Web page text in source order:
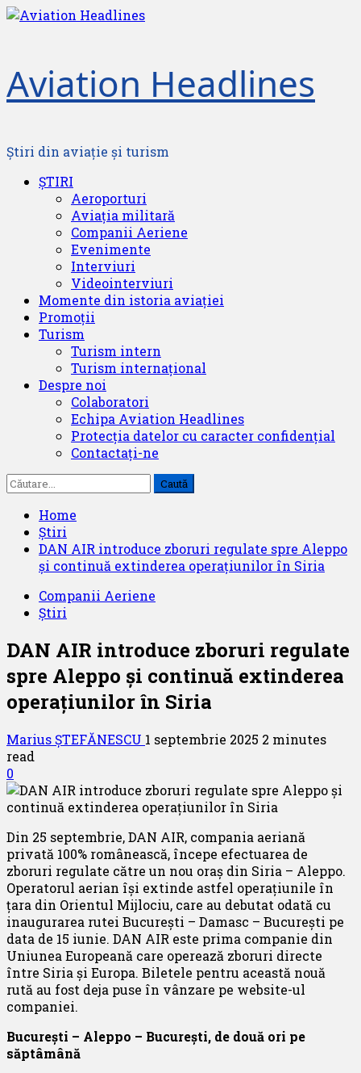
Skip
Aviation Headlines
Știri din aviație și turism
Primary
ȘTIRI
Aeroporturi
Aviația militară
Companii Aeriene
Evenimente
Interviuri
Videointerviuri
Momente din istoria aviației
Promoții
Turism
Turism intern
Turism internațional
Despre noi
Colaboratori
Echipa Aviation Headlines
Protecția datelor cu caracter confidențial
Contactați-ne
Caută
după:
Home
Știri
DAN AIR introduce zboruri regulate spre Aleppo
și continuă extinderea operațiunilor în Siria
Companii Aeriene
Știri
DAN AIR introduce zboruri regulate
spre Aleppo și continuă extinderea
operațiunilor în Siria
Marius ȘTEFĂNESCU 1 septembrie 2025 2 minutes
read
0
Din 25 septembrie, DAN AIR, compania aeriană
privată 100% românească, începe efectuarea de
zboruri regulate către un nou oraș din Siria – Aleppo.
Operatorul aerian își extinde astfel operațiunile în
țara din Orientul Mijlociu, care au debutat odată cu
inaugurarea rutei București – Damasc – București pe
data de 15 iunie. DAN AIR este prima companie din
Uniunea Europeană care operează zboruri directe
între Siria și Europa. Biletele pentru această nouă
rută au fost deja puse în vânzare pe website-ul
companiei.
București – Aleppo – București, de două ori pe
săptâmână